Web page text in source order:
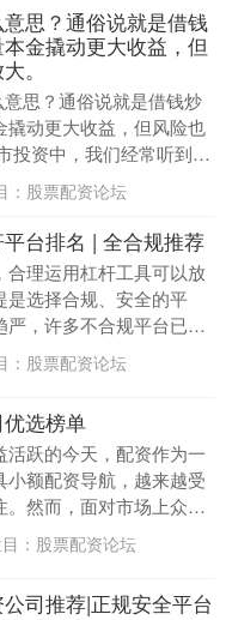
思？通俗说就是借钱
金撬动更大收益，但
。
思？通俗说就是借钱炒
撬动更大收益，但风险也
投资中，我们经常听到
术语。对于刚接触股票投
： 股票配资论坛
台排名 | 全合规推荐
合理运用杠杆工具可以放
是选择合规、安全的平
严，许多不合规平台已被
需要一份权威、可靠的参
于平....
： 股票配资论坛
选榜单
活跃的今天，配资作为一
小额配资导航，越来越受
。然而，面对市场上众多
，如何选择一家安全、合
平....
： 股票配资论坛
司推荐|正规安全平台